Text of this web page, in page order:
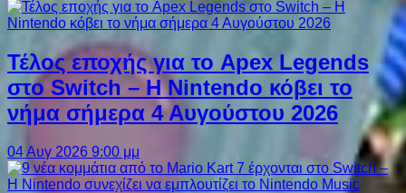
Τέλος εποχής για το Apex Legends
στο Switch – Η Nintendo κόβει το
νήμα σήμερα 4 Αυγούστου 2026
04 Αυγ 2026 9:00 μμ